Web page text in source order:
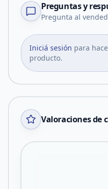
Preguntas y
Pregunta al
Iniciá sesión para
producto.
Valoraciones de